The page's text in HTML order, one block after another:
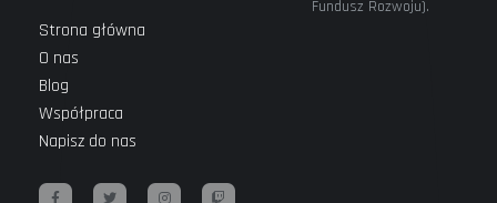
Fundusz Rozwoju).
Strona główna
O nas
Blog
Współpraca
Napisz do nas